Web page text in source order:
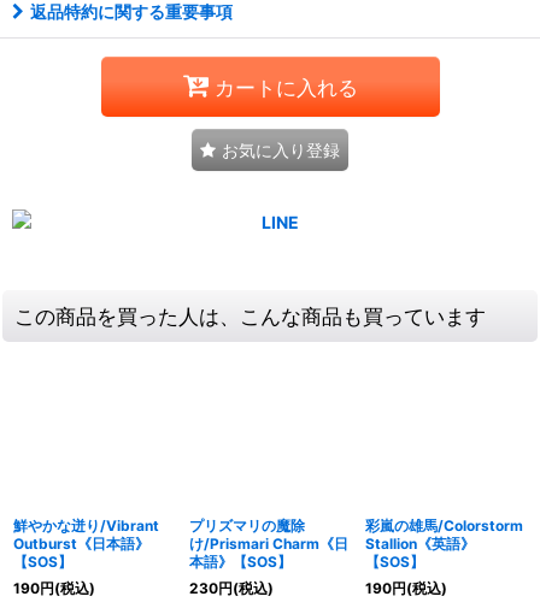
返品特約に関する重要事項
カートに入れる
お気に入り登録
この商品を買った人は、こんな商品も買っています
鮮やかな迸り/Vibrant
Outburst《日本語》
【SOS】
190円(税込)
プリズマリの魔除
け/Prismari Charm《日
本語》【SOS】
230円(税込)
彩嵐の雄馬/Colorstorm
Stallion《英語》
【SOS】
190円(税込)